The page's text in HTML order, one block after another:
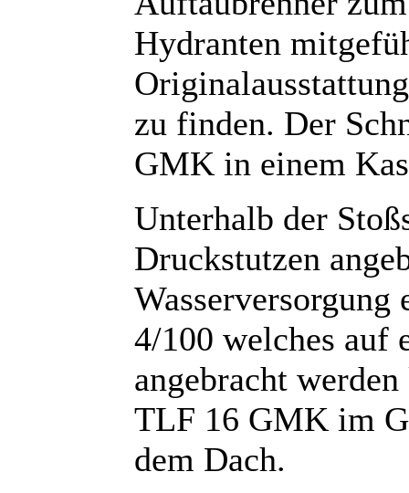
Hydranten
zu finden. Der
GMK in einem
Unterhalb der
Druckstutzen
Wasserversorgung
4/100 welches auf
angebracht
TLF 16 GMK im
dem Dach.